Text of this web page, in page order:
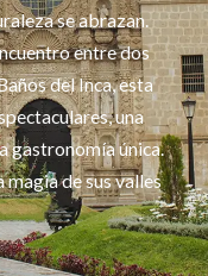
se abrazan.
entre dos
del Inca, esta
una
gastronomía única.
magia de sus valles